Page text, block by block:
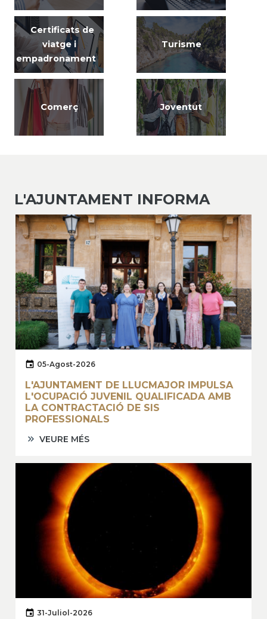
Certificats de
viatge i
empadronament
Turisme
Comerç Joventut
L'AJUNTAMENT INFORMA
05-Agost-2026
L'AJUNTAMENT DE LLUCMAJOR IMPULSA
L'OCUPACIÓ JUVENIL QUALIFICADA AMB
LA CONTRACTACIÓ DE SIS
PROFESSIONALS
VEURE MÉS
31-Juliol-2026